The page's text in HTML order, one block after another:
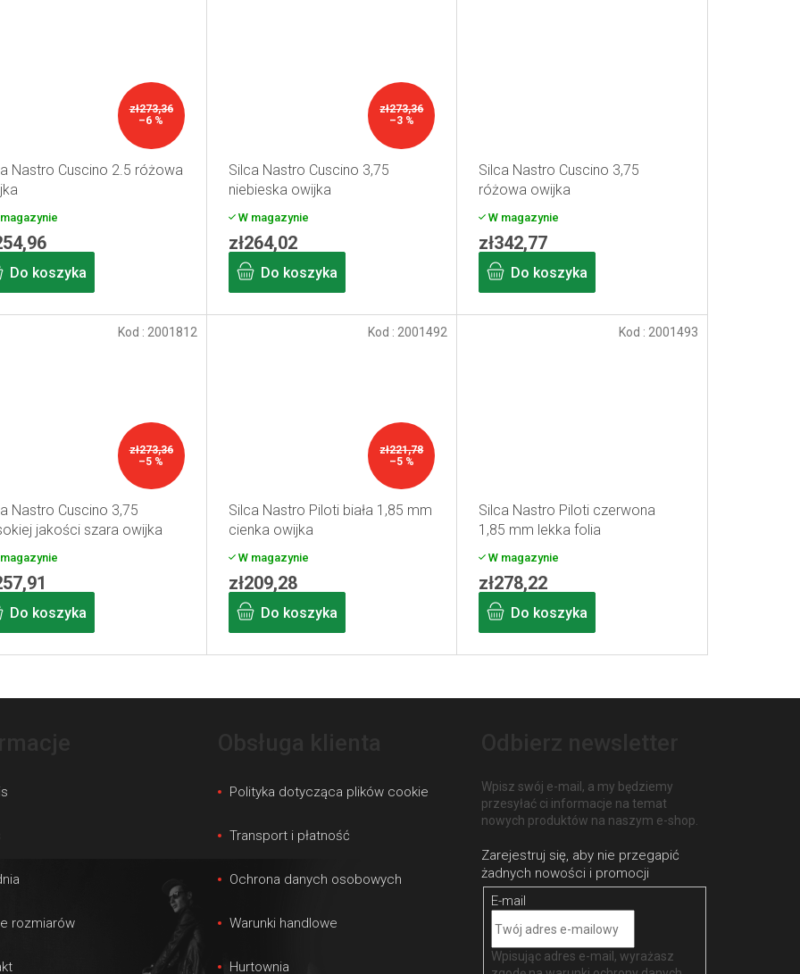
zł273,36
–6 %
Nastro Cuscino 2.5 różowa
Do koszyka
zł273,36
–3 %
Silca Nastro Cuscino 3,75
niebieska owijka
W magazynie
zł264,02
Do koszyka
Silca Nastro Cuscino 3,75
różowa owijka
W magazynie
zł342,77
Do koszyka
zł273,36
–5 %
Nastro Cuscino 3,75
jakości szara owijka
Do koszyka
Kod : 2001812
zł221,78
–5 %
Silca Nastro Piloti biała 1,85 mm
cienka owijka
W magazynie
zł209,28
Do koszyka
Kod : 2001492
Silca Nastro Piloti czerwona
1,85 mm lekka folia
W magazynie
zł278,22
Do koszyka
Kod : 2001493
r
l
i
i
rozmiarów
Polityka dotycząca plików cookie
Transport i płatność
Ochrona danych osobowych
Warunki handlowe
Hurtownia
Wpisz swój e-mail, a my będziemy
przesyłać ci informacje na temat
nowych produktów na naszym e-shop.
E-mail
Wpisując adres e-mail, wyrażasz